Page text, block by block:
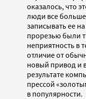
оказалось, что
люди все больше
записывать ее
прорезью были
неприятность в
отличие от
новый привод и
результате
прессой
в популярности.